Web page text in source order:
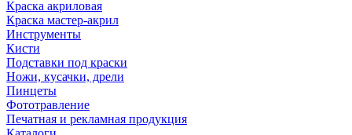
Краска акриловая
Краска мастер-акрил
Инструменты
Кисти
Подставки под краски
Ножи, кусачки, дрели
Пинцеты
Фототравление
Печатная и рекламная продукция